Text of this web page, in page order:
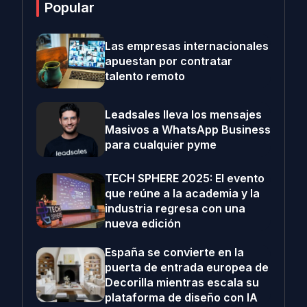
Popular
Las empresas internacionales
apuestan por contratar
talento remoto
Leadsales lleva los mensajes
Masivos a WhatsApp Business
para cualquier pyme
TECH SPHERE 2025: El evento
que reúne a la academia y la
industria regresa con una
nueva edición
España se convierte en la
puerta de entrada europea de
Decorilla mientras escala su
plataforma de diseño con IA